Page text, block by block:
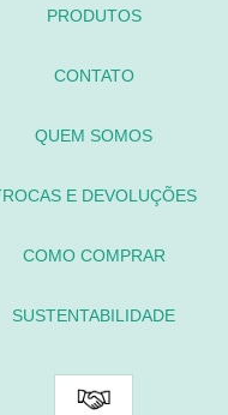
PRODUTOS
CONTATO
QUEM SOMOS
E DEVOLUÇÕES
COMO COMPRAR
SUSTENTABILIDADE